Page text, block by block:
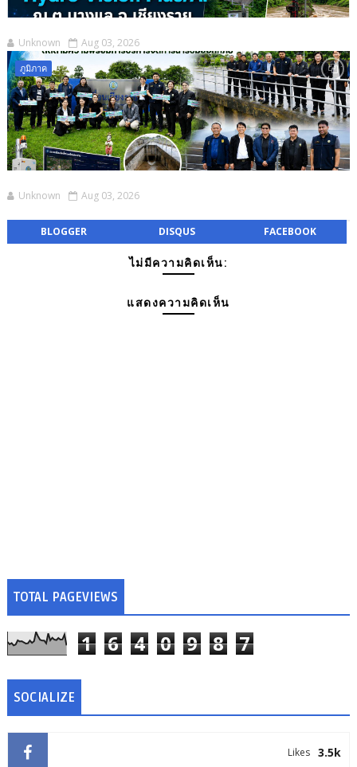
Unknown Aug 03, 2026
ภูมิภาค
Unknown Aug 03, 2026
BLOGGER DISQUS FACEBOOK
ไม่มีความคิดเห็น:
แสดงความคิดเห็น
TOTAL PAGEVIEWS
1 6 4 0 9 8 7
SOCIALIZE
3.5k
Likes